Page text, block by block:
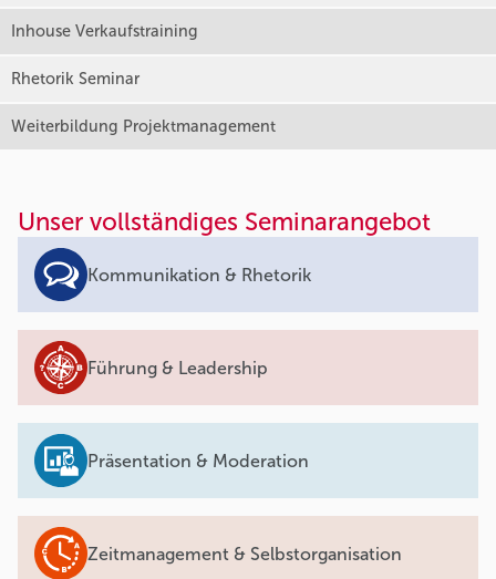
Inhouse Verkaufstraining
Rhetorik Seminar
Weiterbildung Projektmanagement
Unser vollständiges Seminarangebot
Kommunikation & Rhetorik
Führung & Leadership
Präsentation & Moderation
Zeitmanagement & Selbstorganisation